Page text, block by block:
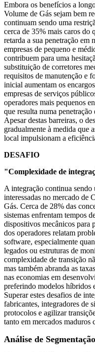
Embora os benefícios a
Volume de Gás sejam bem
continuam sendo uma
cerca de 35% mais caros do
retarda a sua penetração em
empresas de pequeno e
contribuem para uma
substituição de corretores
requisitos de manutenção e
inicial aumentam os
empresas de serviços
operadores mais pequenos
que resulta numa
Apesar destas barreiras, o
gradualmente à medida que
local impulsionam a
DESAFIO
"Complexidade de
A integração continua sendo
interessadas no mercado de
Gás. Cerca de 28% das
sistemas enfrentam tempos
dispositivos mecânicos para
dos operadores relatam
software, especialmente
legados ou estruturas de
complexidade de transição
mas também abranda as
nas economias em
preferindo modelos híbridos
Superar estes desafios de
fabricantes, integradores de
protocolos e agilizar
tanto em mercados maduros
Análise de Segmentação